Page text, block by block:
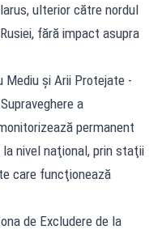
ulterior către nordul
fără impact asupra
Mediu şi Arii Protejate -
a
permanent
nivel naţional, prin staţii
care funcţionează
de Excludere de la